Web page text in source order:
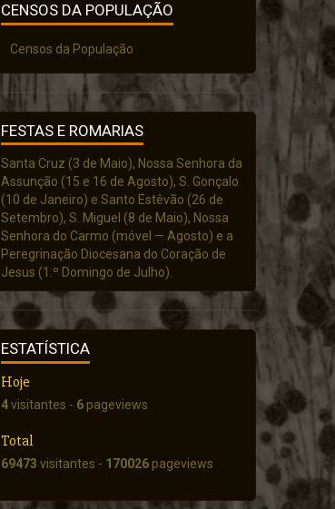
CENSOS DA POPULAÇÃO
Censos da População
FESTAS E ROMARIAS
Santa Cruz (3 de Maio), Nossa Senhora da
Assunção (15 e 16 de Agosto), S. Gonçalo
(10 de Janeiro) e Santo Estêvão (26 de
Setembro), S. Miguel (8 de Maio), Nossa
Senhora do Carmo (móvel — Agosto) e a
Peregrinação Diocesana do Coração de
Jesus (1.º Domingo de Julho).
ESTATÍSTICA
Hoje
4visitantes - 6pageviews
Total
69473 visitantes - 170026pageviews